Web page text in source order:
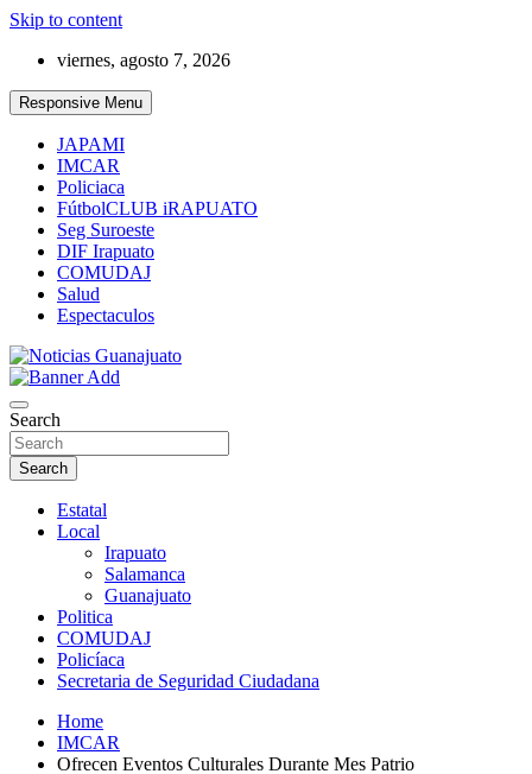
Skip to content
viernes, agosto 7, 2026
Responsive Menu
JAPAMI
IMCAR
Policiaca
FútbolCLUB iRAPUATO
Seg Suroeste
DIF Irapuato
COMUDAJ
Salud
Espectaculos
Noticias Guanajuato
Search
Search
Estatal
Local
Irapuato
Salamanca
Guanajuato
Politica
COMUDAJ
Policíaca
Secretaria de Seguridad Ciudadana
Home
IMCAR
Ofrecen Eventos Culturales Durante Mes Patrio